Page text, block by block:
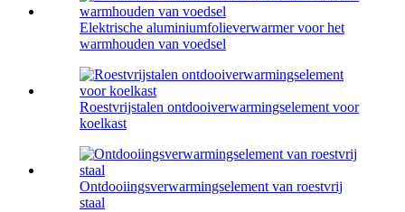
Elektrische aluminiumfolieverwarmer voor het
warmhouden van voedsel
Roestvrijstalen ontdooiverwarmingselement voor
koelkast
Ontdooiingsverwarmingselement van roestvrij
staal